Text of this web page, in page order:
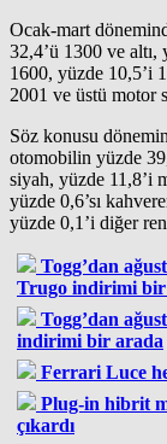
Ocak-mart
32,4’ü 1300 ve
1600, yüzde 10,5’i
2001 ve üstü motor
Söz konusu
otomobilin yüzde
siyah, yüzde 11,8’i
yüzde 0,6’sı
yüzde 0,1’i diğer
Togg’dan
Trugo indirimi bir
Togg’dan
indirimi bir arada
Ferrari Luce
Plug-in hibrit
çıkardı